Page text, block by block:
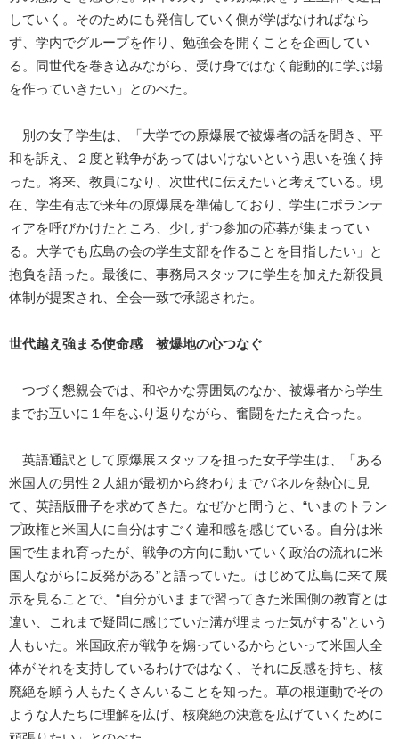
していく。そのためにも発信していく側が学ばなければなら
ず、学内でグループを作り、勉強会を開くことを企画してい
る。同世代を巻き込みながら、受け身ではなく能動的に学ぶ場
を作っていきたい」とのべた。
別の女子学生は、「大学での原爆展で被爆者の話を聞き、平
和を訴え、２度と戦争があってはいけないという思いを強く持
った。将来、教員になり、次世代に伝えたいと考えている。現
在、学生有志で来年の原爆展を準備しており、学生にボランテ
ィアを呼びかけたところ、少しずつ参加の応募が集まってい
る。大学でも広島の会の学生支部を作ることを目指したい」と
抱負を語った。最後に、事務局スタッフに学生を加えた新役員
体制が提案され、全会一致で承認された。
世代越え強まる使命感 被爆地の心つなぐ
つづく懇親会では、和やかな雰囲気のなか、被爆者から学生
までお互いに１年をふり返りながら、奮闘をたたえ合った。
英語通訳として原爆展スタッフを担った女子学生は、「ある
米国人の男性２人組が最初から終わりまでパネルを熱心に見
て、英語版冊子を求めてきた。なぜかと問うと、“いまのトラン
プ政権と米国人に自分はすごく違和感を感じている。自分は米
国で生まれ育ったが、戦争の方向に動いていく政治の流れに米
国人ながらに反発がある”と語っていた。はじめて広島に来て展
示を見ることで、“自分がいままで習ってきた米国側の教育とは
違い、これまで疑問に感じていた溝が埋まった気がする”という
人もいた。米国政府が戦争を煽っているからといって米国人全
体がそれを支持しているわけではなく、それに反感を持ち、核
廃絶を願う人もたくさんいることを知った。草の根運動でその
ような人たちに理解を広げ、核廃絶の決意を広げていくために